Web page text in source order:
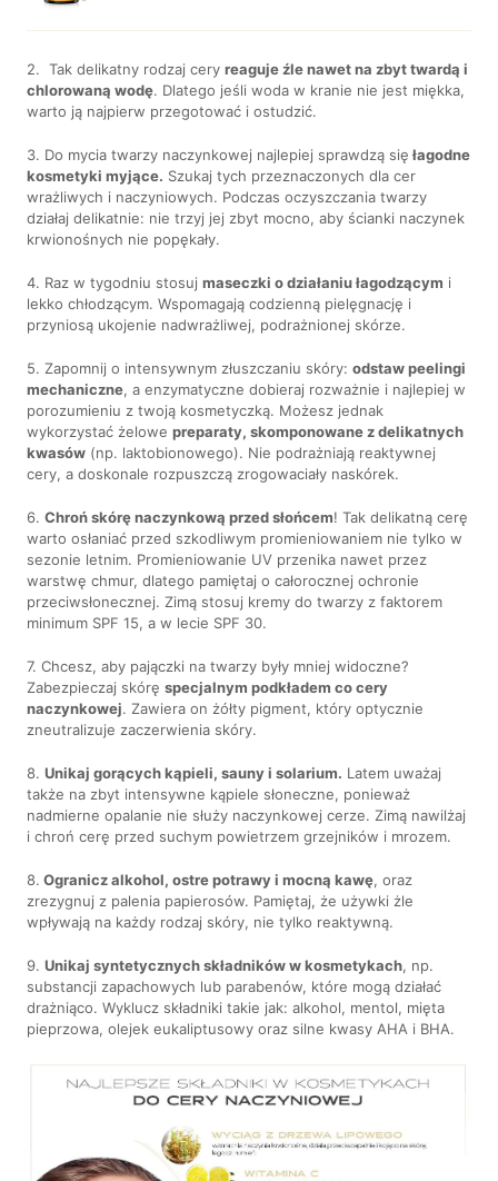
2. Tak delikatny rodzaj ceryreaguje źle nawet na zbyt twardą i
chlorowaną wodę. Dlatego jeśli woda w kranie nie jest miękka,
warto ją najpierw przegotować i ostudzić.
3. Do mycia twarzy naczynkowej najlepiej sprawdzą się łagodne
kosmetyki myjące. Szukaj tych przeznaczonych dla cer
wrażliwych i naczyniowych. Podczas oczyszczania twarzy
działaj delikatnie: nie trzyj jej zbyt mocno, aby ścianki naczynek
krwionośnych nie popękały.
4. Raz w tygodniu stosujmaseczki o działaniu łagodzącym i
lekko chłodzącym. Wspomagają codzienną pielęgnację i
przyniosą ukojenie nadwrażliwej, podrażnionej skórze.
5. Zapomnij o intensywnym złuszczaniu skóry:odstaw peelingi
mechaniczne, a enzymatyczne dobieraj rozważnie i najlepiej w
porozumieniu z twoją kosmetyczką. Możesz jednak
wykorzystać żelowepreparaty, skomponowane z delikatnych
kwasów (np. laktobionowego). Nie podrażniają reaktywnej
cery, a doskonale rozpuszczą zrogowaciały naskórek.
6.Chroń skórę naczynkową przed słońcem! Tak delikatną cerę
warto osłaniać przed szkodliwym promieniowaniem nie tylko w
sezonie letnim. Promieniowanie UV przenika nawet przez
warstwę chmur, dlatego pamiętaj o całorocznej ochronie
przeciwsłonecznej. Zimą stosuj kremy do twarzy z faktorem
minimum SPF 15, a w lecie SPF 30.
7. Chcesz, aby pajączki na twarzy były mniej widoczne?
Zabezpieczaj skóręspecjalnym podkładem co cery
naczynkowej. Zawiera on żółty pigment, który optycznie
zneutralizuje zaczerwienia skóry.
8.Unikaj gorących kąpieli, sauny i solarium. Latem uważaj
także na zbyt intensywne kąpiele słoneczne, ponieważ
nadmierne opalanie nie służy naczynkowej cerze. Zimą nawilżaj
i chroń cerę przed suchym powietrzem grzejników i mrozem.
8. Ogranicz alkohol, ostre potrawy i mocną kawę, oraz
zrezygnuj z palenia papierosów. Pamiętaj, że używki żle
wpływają na każdy rodzaj skóry, nie tylko reaktywną.
9.Unikaj syntetycznych składników w kosmetykach, np.
substancji zapachowych lub parabenów, które mogą działać
drażniąco. Wyklucz składniki takie jak: alkohol, mentol, mięta
pieprzowa, olejek eukaliptusowy oraz silne kwasy AHA i BHA.